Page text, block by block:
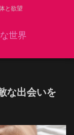
と欲望
世界
な出会いを